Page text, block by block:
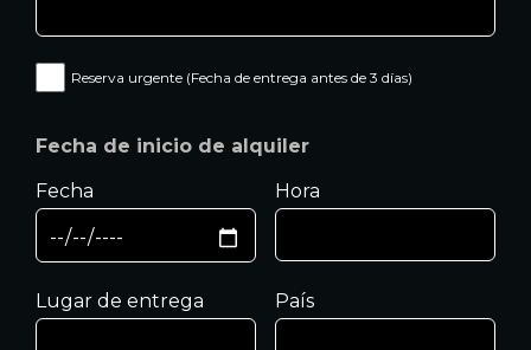
Reserva urgente (Fecha de entrega antes de 3 días)
Fecha de inicio de alquiler
Fecha
Hora
Lugar de entrega País